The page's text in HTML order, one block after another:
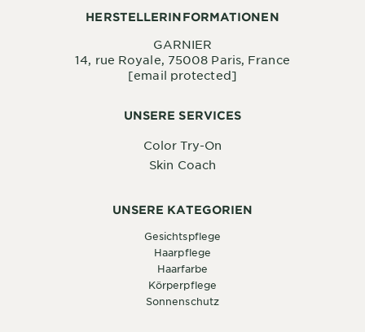
UNSERE SERVICES
Color Try-On
Skin Coach
UNSERE KATEGORIEN
Gesichtspflege
Haarpflege
Haarfarbe
Körperpflege
Sonnenschutz
HERSTELLERINFORMATIONEN
GARNIER
14, rue Royale, 75008 Paris, France
[email protected]